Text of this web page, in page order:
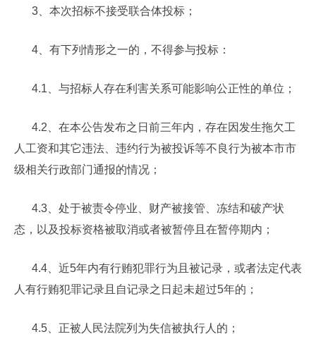
3、本次招标不接受联合体投标；
4、有下列情形之一的，不得参与投标：
4.1、与招标人存在利害关系可能影响公正性的单位；
4.2、在本公告发布之日前三年内，存在因发生拖欠工
人工资和其它违法、违约行为被投诉等不良行为被本市市
级相关行政部门通报的情况；
4.3、处于被责令停业、财产被接管、冻结和破产状
态，以及投标资格被取消或者被暂停且在暂停期内；
4.4、近5年内有行贿犯罪行为且被记录，或者法定代表
人有行贿犯罪记录且自记录之日起未超过5年的；
4.5、正被人民法院列为失信被执行人的；